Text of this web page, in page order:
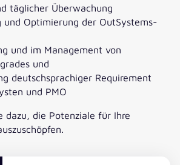
täglicher Überwachung
und Optimierung der OutSystems-
und im Management von
und
deutschsprachiger Requirement
und PMO
dazu, die Potenziale für Ihre